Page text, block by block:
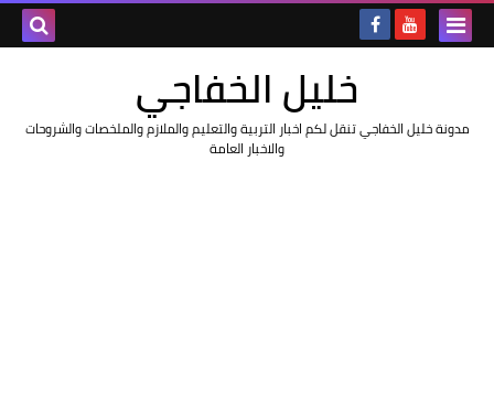
خليل الخفاجي
مدونة خليل الخفاجي تنقل لكم اخبار التربية والتعليم والملازم والملخصات والشروحات
والاخبار العامة